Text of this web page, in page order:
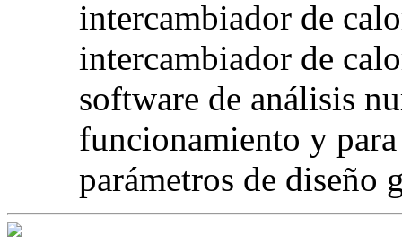
intercambiador de
intercambiador de
software de análisis
funcionamiento y
parámetros de diseño